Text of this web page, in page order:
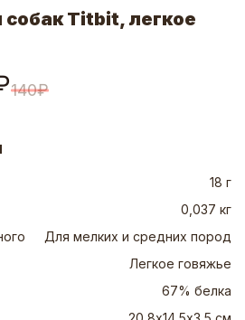
Titbit, легкое
140₽
18 г
0,037 кг
Для мелких и средних пород
Легкое говяжье
67% белка